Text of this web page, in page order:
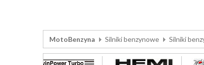
MotoBenzyna Silniki benzynowe Silniki